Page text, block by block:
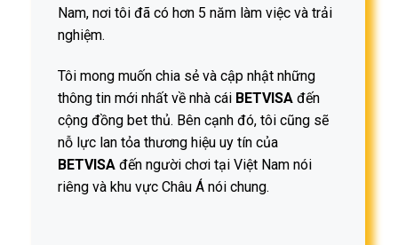
Nam, nơi tôi đã có hơn 5 năm làm việc và trải
nghiệm.
Tôi mong muốn chia sẻ và cập nhật những
thông tin mới nhất về nhà cái BETVISAđến
cộng đồng bet thủ. Bên cạnh đó, tôi cũng sẽ
nỗ lực lan tỏa thương hiệu uy tín của
BETVISAđến người chơi tại Việt Nam nói
riêng và khu vực Châu Á nói chung.